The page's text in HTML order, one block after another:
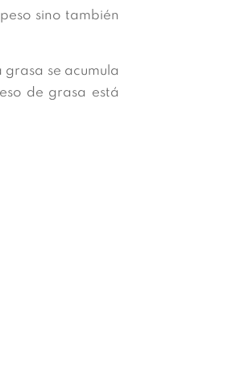
sino también
se acumula
de grasa está